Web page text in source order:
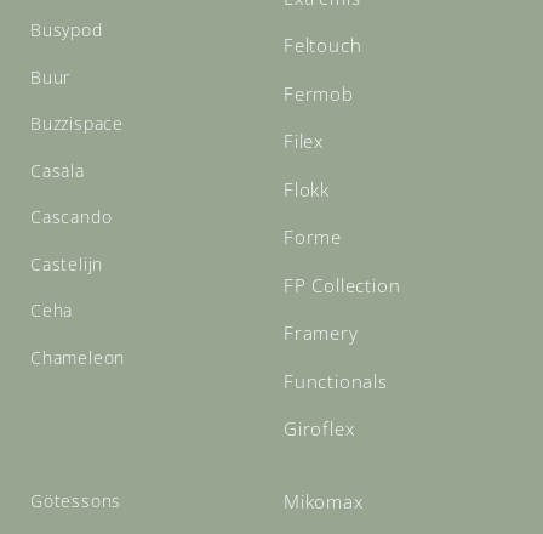
Busypod
Buur
Buzzispace
Casala
Cascando
Castelijn
Ceha
Chameleon
Feltouch
Fermob
Filex
Flokk
Forme
FP Collection
Framery
Functionals
Giroflex
Götessons
Mikomax